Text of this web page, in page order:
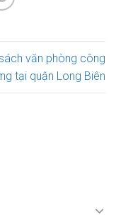
văn phòng công
tại quận Long Biên